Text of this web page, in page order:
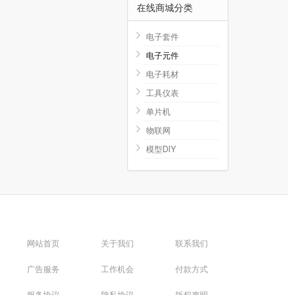
在线商城分类
电子套件
电子元件
电子耗材
工具仪表
单片机
物联网
模型DIY
网站首页 关于我们 联系我们
广告服务 工作机会 付款方式